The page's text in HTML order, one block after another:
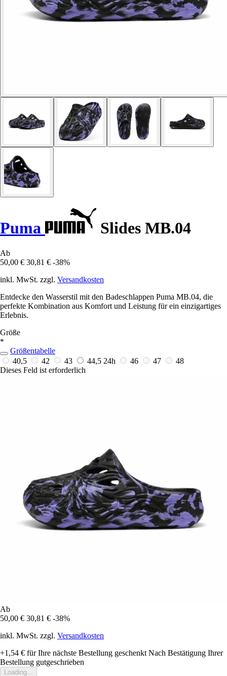
Puma Slides MB.04
Ab
50,00 € 30,81 € -38%
inkl. MwSt. zzgl. Versandkosten
Entdecke den Wasserstil mit den Badeschlappen Puma MB.04, die
perfekte Kombination aus Komfort und Leistung für ein einzigartiges
Erlebnis.
Größe
*
Größentabelle
40,5
42 43 44,5 24h 46 47
48
Dieses Feld ist erforderlich
Ab
50,00 € 30,81 € -38%
inkl. MwSt. zzgl. Versandkosten
+1,54 € für Ihre nächste Bestellung geschenkt Nach Bestätigung Ihrer
Bestellung gutgeschrieben
Loading...